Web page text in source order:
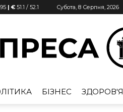
| € 51.1 / 52.1 Субота, 8 Серпня, 2026
БІЗНЕС ЗДОРОВ'Я